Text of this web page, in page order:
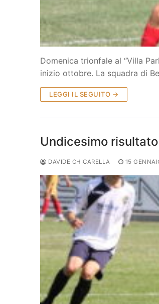
Domenica trionfale al “Villa
inizio ottobre. La squadra di
LEGGI IL SEGUITO →
Undicesimo
DAVIDE CHICARELLA 15